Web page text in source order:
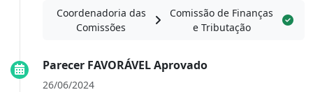
Coordenadoria das
Comissões
Comissão de Finanças
e Tributação
Parecer FAVORÁVEL Aprovado
26/06/2024